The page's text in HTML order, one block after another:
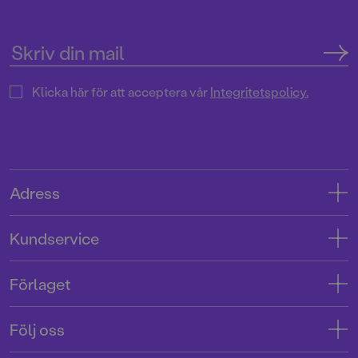
Klicka här för att acceptera vårIntegritetspolicy.
Adress
08-769 88 00
Tryckerigatan 4
103 12 Stockholm
Org.nr: 556045-7748
Kundservice
Användarvillkor intressenter
Förlaget
Följ oss